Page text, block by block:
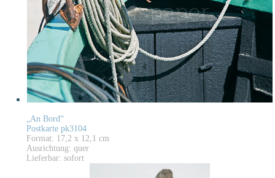
„An Bord“
Postkarte pk3104
Format: 17,2 x 12,1 cm
Ausrichtung: quer
Lieferbar: sofort